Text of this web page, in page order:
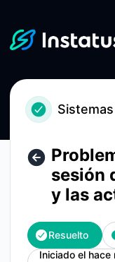
sesión
y las
Resuelto
Iniciado el hace